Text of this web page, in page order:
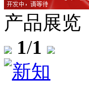
产品展览
1/1